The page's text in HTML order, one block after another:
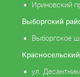
Ириновский
Выборгский
Выборгское
ул.